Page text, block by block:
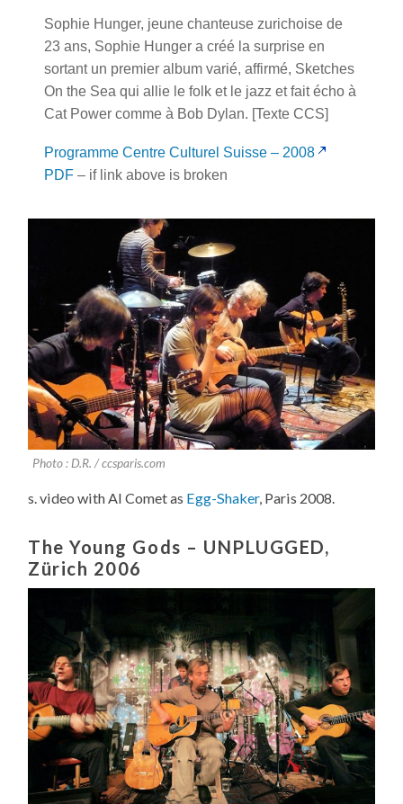
Sophie Hunger, jeune chanteuse zurichoise de
23 ans, Sophie Hunger a créé la surprise en
sortant un premier album varié, affirmé, Sketches
On the Sea qui allie le folk et le jazz et fait écho à
Cat Power comme à Bob Dylan. [Texte CCS]
Programme Centre Culturel Suisse – 2008
PDF – if link above is broken
Photo : D.R. / ccsparis.com
s. video with Al Comet as Egg-Shaker, Paris 2008.
The Young Gods – UNPLUGGED,
Zürich 2006